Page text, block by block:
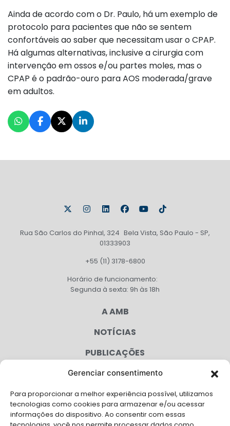
Gerenciar consentimento
Para proporcionar a melhor experiência possível, utilizamos
tecnologias como cookies para armazenar e/ou acessar
informações do dispositivo. Ao consentir com essas
Ainda de acordo com o Dr. Paulo, há um exemplo de
protocolo para pacientes que não se sentem
confortáveis ao saber que necessitam usar o CPAP.
Há algumas alternativas, inclusive a cirurgia com
intervenção em ossos e/ou partes moles, mas o
CPAP é o padrão-ouro para AOS moderada/grave
em adultos.
Rua São Carlos do Pinhal, 324 Bela Vista, São Paulo - SP,
01333903
+55 (11) 3178-6800
Horário de funcionamento:
Segunda à sexta: 9h às 18h
A AMB
NOTÍCIAS
PUBLICAÇÕES
CONGRESSO
AGENDA
CAMPANHAS